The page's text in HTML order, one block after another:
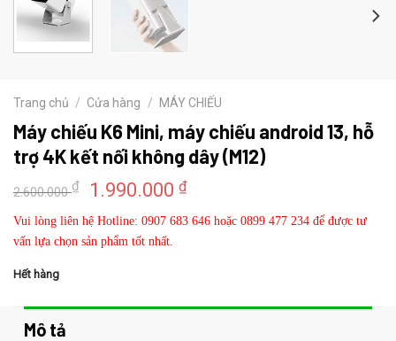
Trang chủ / Cửa hàng / MÁY CHIẾU
Máy chiếu K6 Mini, máy chiếu android 13, hỗ
trợ 4K kết nối không dây (M12)
2.600.000₫
Giá
gốc
là:
2.600.000 ₫.
1.990.000 ₫Giá
hiện
tại
Vui lòng liên hệ Hotline: 0907 683 646 hoặc 0899 477 234 để được tư
vấn lựa chọn sản phẩm tốt nhất.
Hết hàng
Mô tả